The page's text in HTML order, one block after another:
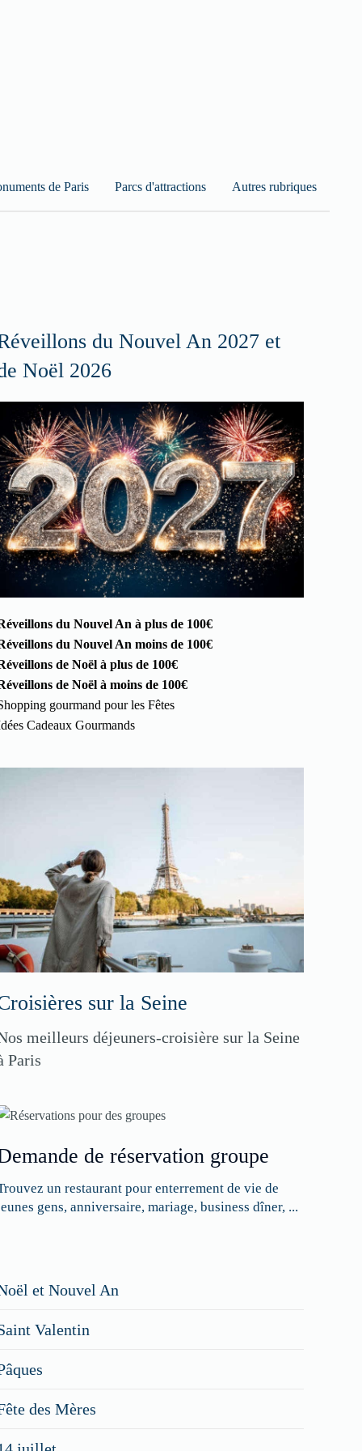
de Paris Parcs d'attractions Autres rubriques
du Nouvel An 2027 et
Noël 2026
du Nouvel An à plus de 100€
du Nouvel An moins de 100€
de Noël à plus de 100€
de Noël à moins de 100€
gourmand pour les Fêtes
Cadeaux Gourmands
sur la Seine
meilleurs déjeuners-croisière sur la Seine
Paris
de réservation groupe
un restaurant pour enterrement de vie de
gens, anniversaire, mariage, business dîner, ...
figurer
vos
spéciaux
et Nouvel An
Valentin
des Mères